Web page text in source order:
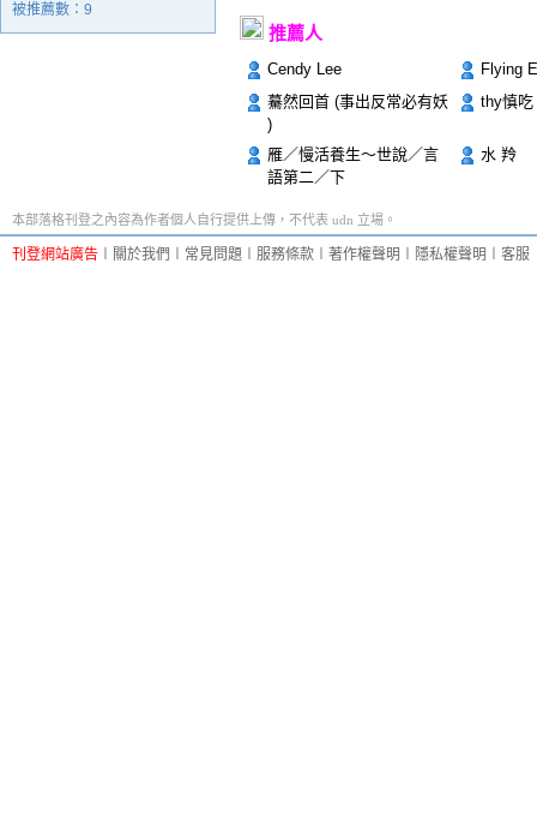
被推薦數： 9
推薦人
Cendy Lee
Flying
驀然回首 (事出反常必有妖
)
thy慎吃
雁／慢活養生～世說／言
語第二／下
水 羚
本部落格刊登之內容為作者個人自行提供上傳，不代表 udn 立場。
刊登網站廣告 關於我們 常見問題 服務條款 著作權聲明 隱私權聲明 客服